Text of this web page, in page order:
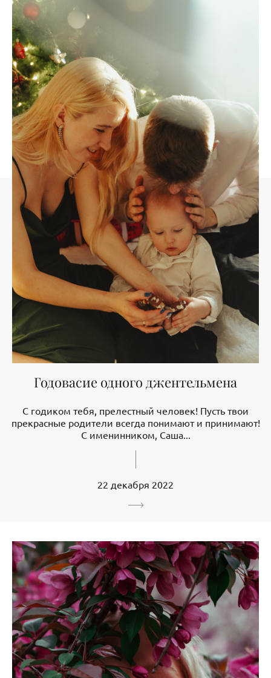
Годовасие одного джентельмена
С годиком тебя, прелестный человек! Пусть твои
прекрасные родители всегда понимают и принимают!
С именинником, Саша...
22 декабря 2022